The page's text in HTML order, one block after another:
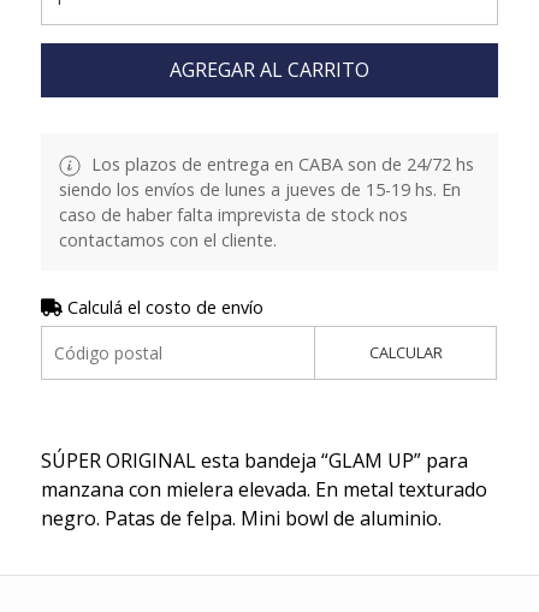
AGREGAR AL CARRITO
Los plazos de entrega en CABA son de 24/72 hs
siendo los envíos de lunes a jueves de 15-19 hs. En
caso de haber falta imprevista de stock nos
contactamos con el cliente.
Calculá el costo de envío
CALCULAR
SÚPER ORIGINAL esta bandeja “GLAM UP” para
manzana con mielera elevada. En metal texturado
negro. Patas de felpa. Mini bowl de aluminio.